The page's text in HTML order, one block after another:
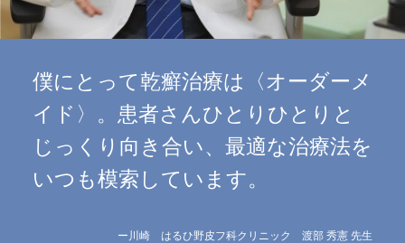
僕にとって乾癬治療は〈オーダーメ
イド〉。患者さんひとりひとりと
じっくり向き合い、最適な治療法を
いつも模索しています。
ー川崎 はるひ野皮フ科クリニック 渡部 秀憲 先生